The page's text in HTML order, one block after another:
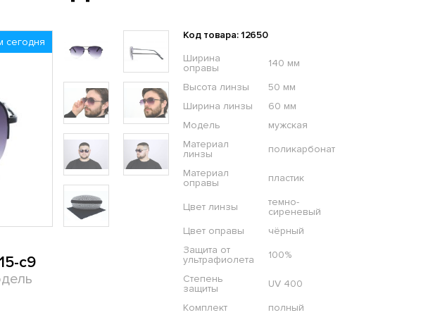
сегодня
c9
Код товара: 12650
Ширина
оправы
140 мм
Высота линзы
50 мм
Ширина линзы
60 мм
Модель
мужская
Материал
линзы
поликарбонат
Материал
оправы
пластик
Цвет линзы
темно-
сиреневый
Цвет оправы
чёрный
Защита от
ультрафиолета
100%
Степень
защиты
UV 400
Комплект
полный